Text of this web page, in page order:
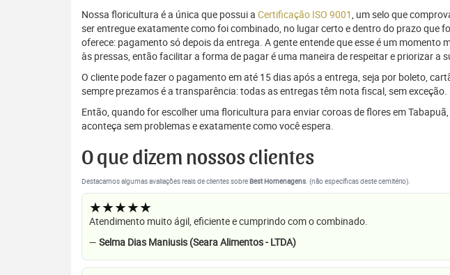
Nossa floricultura é a única que possui a Certificação ISO 9001, um selo que
ser entregue exatamente como foi combinado, no lugar certo e dentro do prazo que
oferece: pagamento só depois da entrega. A gente entende que esse é um
às pressas, então facilitar a forma de pagar é uma maneira de respeitar e priorizar a
O cliente pode fazer o pagamento em até 15 dias após a entrega, seja por boleto,
sempre prezamos é a transparência: todas as entregas têm nota fiscal, sem exceção.
Então, quando for escolher uma floricultura para enviar coroas de flores em
aconteça sem problemas e exatamente como você espera.
O que dizem nossos clientes
Destacamos algumas avaliações reais de clientes sobreBest Homenagens. (não específicas deste cemitério).
★★★★★
Atendimento muito ágil, eficiente e cumprindo com o combinado.
— Selma Dias Maniusis (Seara Alimentos - LTDA)